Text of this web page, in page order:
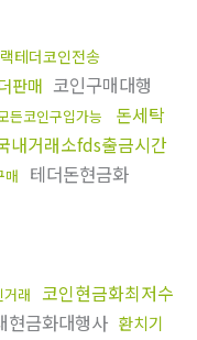
테더코인전송
판매 코인구매대행
든코인구입가능
돈세탁
내거래소fds출금시간
매 테더돈현금화
거래 코인현금화최저수
현금화대행사 환치기